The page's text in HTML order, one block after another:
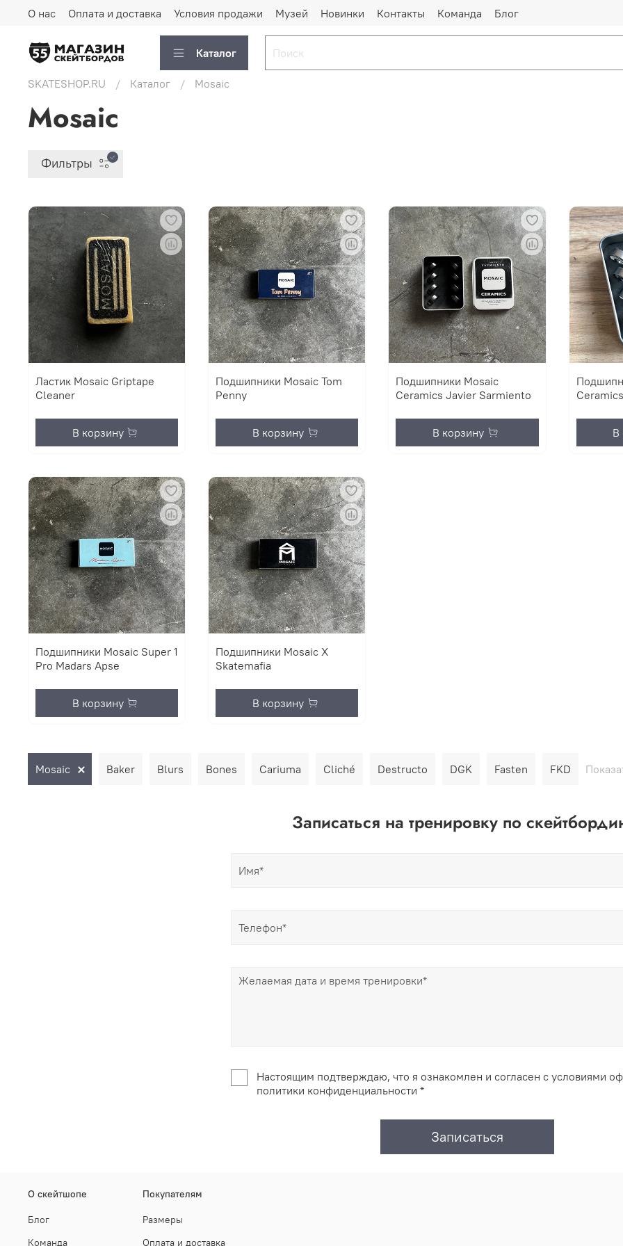
О нас Оплата и доставка Условия продажи Музей Новинки Контакты Команда Блог
Каталог
SKATESHOP.RU Каталог Mosaic
Mosaic
Фильтры
Ластик Mosaic Griptape
Cleaner
В корзину
Подшипники Mosaic Tom
Penny
В корзину
Подшипники Mosaic
Ceramics Javier Sarmiento
В корзину В
Подшипники Mosaic Super 1
Pro Madars Apse
В корзину
Подшипники Mosaic X
Skatemafia
В корзину
Mosaic Baker Blurs Bones Cariuma Cliché Destructo DGK Fasten FKD
Записаться на тренировку по
Настоящим подтверждаю, что я ознакомлен и согласен с условиями
политики конфиденциальности *
Записаться
О скейтшопе
Блог
Команда
Покупателям
Размеры
Оплата и доставка